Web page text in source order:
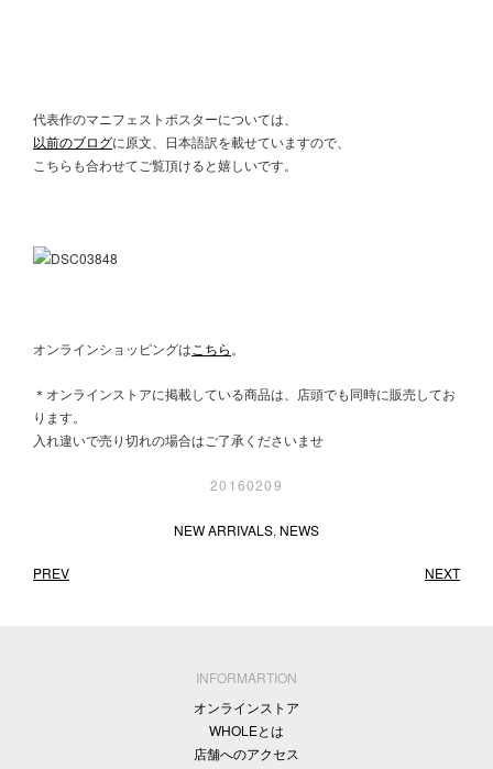
代表作のマニフェストポスターについては、
以前のブログに原文、日本語訳を載せていますので、
こちらも合わせてご覧頂けると嬉しいです。
オンラインショッピングは こちら 。
＊オンラインストアに掲載している商品は、店頭でも同時に販売してお
ります。
入れ違いで売り切れの場合はご了承くださいませ
20160209
NEW ARRIVALS, NEWS
NEXT
PREV
INFORMARTION
オンラインストア
WHOLEとは
店舗へのアクセス